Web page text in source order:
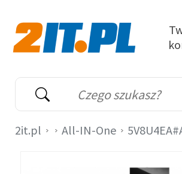
Wyszukiwarka
Słowo kluczowe
2it.pl All-IN-One